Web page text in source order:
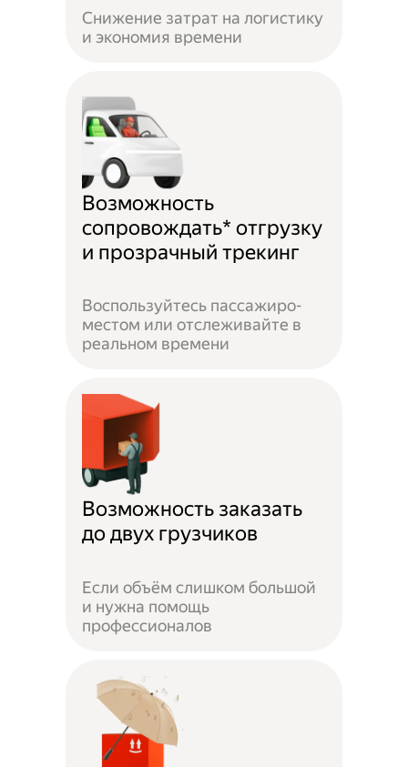
Снижение затрат на логистику
и экономия времени
Возможность
сопровождать* отгрузку
и прозрачный трекинг
Воспользуйтесь пассажиро-
местом или отслеживайте в
реальном времени
Возможность заказать
до двух грузчиков
Если объём слишком большой
и нужна помощь
профессионалов